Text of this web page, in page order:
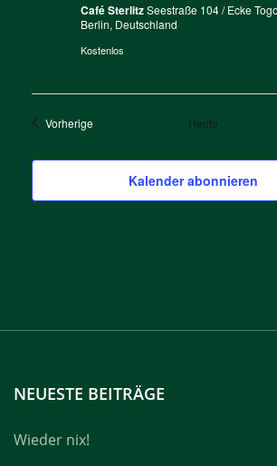
Café SterlitzSeestraße 104 / Ecke
Berlin, Deutschland
Kostenlos
VorherigeVeranstaltungen Heute
Kalender abonnieren
NEUESTE BEITRÄGE
Wieder nix!